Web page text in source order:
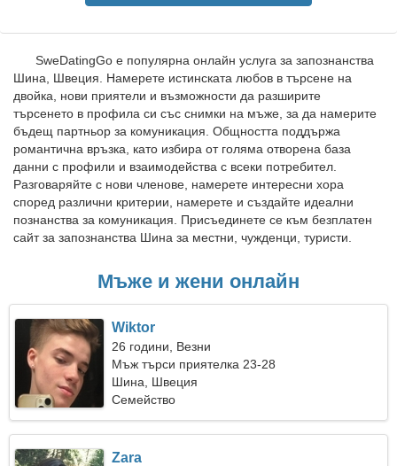
SweDatingGo е популярна онлайн услуга за запознанства
Шина, Швеция. Намерете истинската любов в търсене на
двойка, нови приятели и възможности да разширите
търсенето в профила си със снимки на мъже, за да намерите
бъдещ партньор за комуникация. Общността поддържа
романтична връзка, като избира от голяма отворена база
данни с профили и взаимодейства с всеки потребител.
Разговаряйте с нови членове, намерете интересни хора
според различни критерии, намерете и създайте идеални
познанства за комуникация. Присъединете се към безплатен
сайт за запознанства Шина за местни, чужденци, туристи.
Мъже и жени онлайн
Wiktor
26 години, Везни
Мъж търси приятелка 23-28
Шина, Швеция
Семейство
Zara